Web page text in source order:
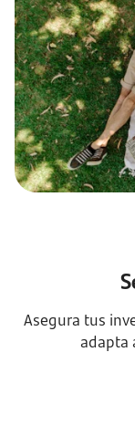
Asegura tus
adapta